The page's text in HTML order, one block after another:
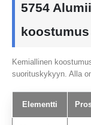
5754
koostumus
Kemiallinen
suorituskykyyn. Alla
Elementti